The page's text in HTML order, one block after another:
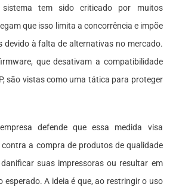
sistema tem sido criticado por muitos
que isso limita a concorrência e impõe
devido à falta de alternativas no mercado.
que desativam a compatibilidade
são vistas como uma tática para proteger
defende que essa medida visa
a compra de produtos de qualidade
suas impressoras ou resultar em
esperado. A ideia é que, ao restringir o uso